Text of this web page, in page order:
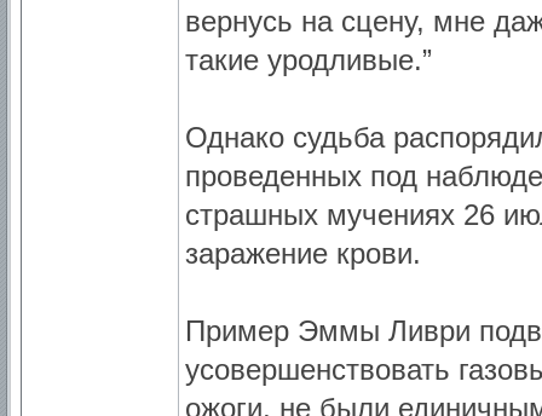
вернусь на сцену, мне
такие уродливые.”
Однако судьба
проведенных под
страшных мучениях 26
заражение крови.
Пример Эммы Ливри
усовершенствовать
ожоги, не были